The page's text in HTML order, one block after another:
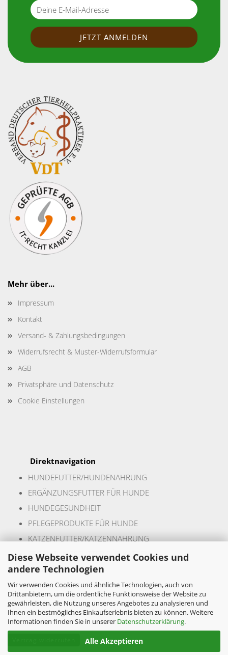
Diese Webseite verwendet Cookies und
andere Technologien
Wir verwenden Cookies und ähnliche Technologien, auch von
Drittanbietern, um die ordentliche Funktionsweise der Website zu
gewährleisten, die Nutzung unseres Angebotes zu analysieren und
Ihnen ein bestmögliches Einkaufserlebnis bieten zu können. Weitere
Informationen finden Sie in unserer Datenschutzerklärung.
Alle Akzeptieren
Mehr über...
Impressum
Kontakt
Versand- & Zahlungsbedingungen
Widerrufsrecht & Muster-Widerrufsformular
AGB
Privatsphäre und Datenschutz
Cookie Einstellungen
Direktnavigation
HUNDEFUTTER/HUNDENAHRUNG
ERGÄNZUNGSFUTTER FÜR HUNDE
HUNDEGESUNDHEIT
PFLEGEPRODUKTE FÜR HUNDE
KATZENFUTTER/KATZENNAHRUNG
ERGÄNZUNGSFUTTER FÜR KATZEN
KATZENGESUNDHEIT
PFLEGEPRODUKTE FÜR KATZEN